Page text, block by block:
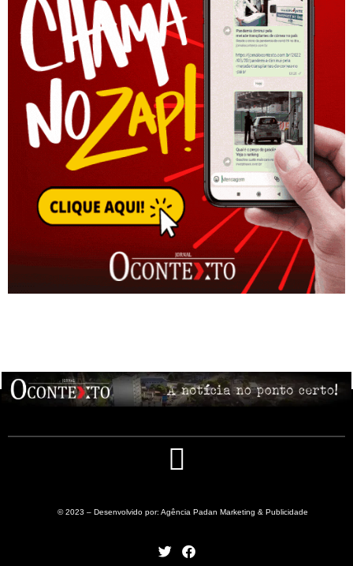
© 2023 – Desenvolvido por: Agência Padan Marketing & Publicidade